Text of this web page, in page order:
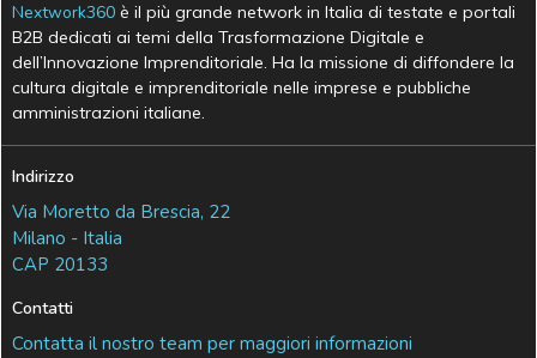
Nextwork360 è il più grande network in Italia di testate e portali
B2B dedicati ai temi della Trasformazione Digitale e
dell’Innovazione Imprenditoriale. Ha la missione di diffondere la
cultura digitale e imprenditoriale nelle imprese e pubbliche
amministrazioni italiane.
Indirizzo
Via Moretto da Brescia, 22
Milano - Italia
CAP 20133
Contatti
Contatta il nostro team per maggiori informazioni